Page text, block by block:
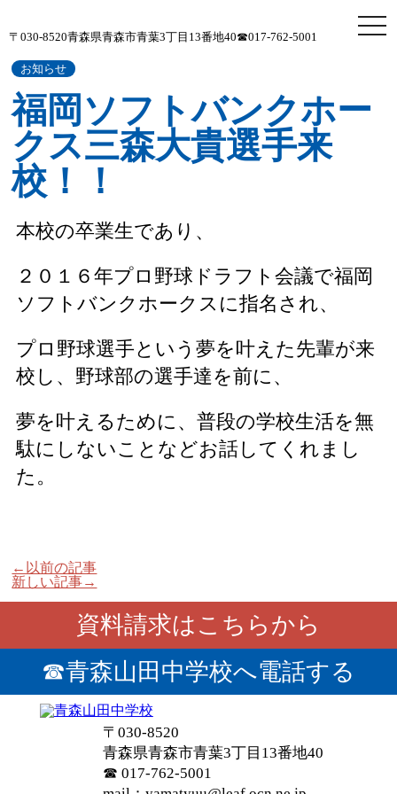
〒030-8520青森県青森市青葉3丁目13番地40☎017-762-5001
お知らせ
福岡ソフトバンクホー
クス三森大貴選手来
校！！
本校の卒業生であり、
２０１６年プロ野球ドラフト会議で福岡
ソフトバンクホークスに指名され、
プロ野球選手という夢を叶えた先輩が来
校し、野球部の選手達を前に、
夢を叶えるために、普段の学校生活を無
駄にしないことなどお話してくれまし
た。
←以前の記事
新しい記事→
資料請求はこちらから
☎青森山田中学校へ電話する
〒030-8520
青森県青森市青葉3丁目13番地40
☎ 017-762-5001